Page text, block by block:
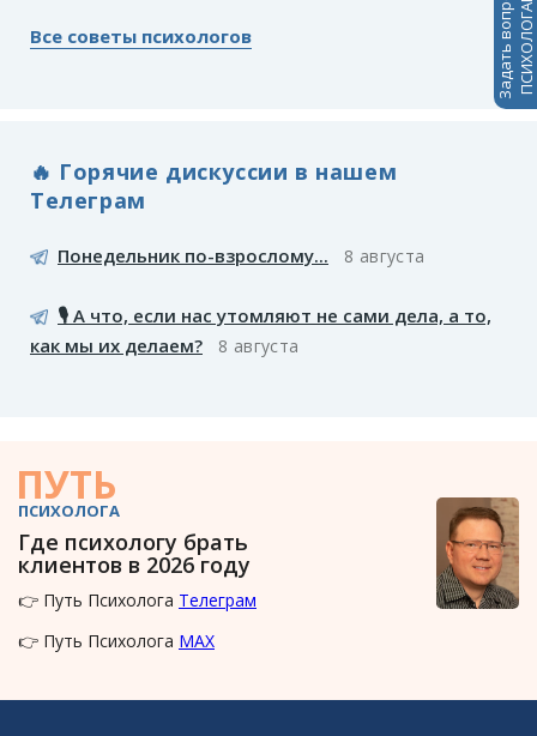
Все советы психологов
🔥 Горячие дискуссии в нашем
Телеграм
Понедельник по-взрослому... 8 августа
🎙️ А что, если нас утомляют не сами дела, а то,
как мы их делаем?
8 августа
ПУТЬ
ПСИХОЛОГА
Где психологу брать
клиентов в 2026 году
👉 Путь Психолога Телеграм
👉 Путь Психолога MAX
Задать вопросПСИХОЛОГАМ